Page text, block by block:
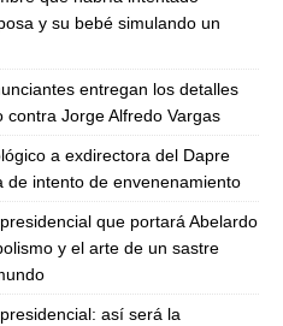
y su bebé simulando un
entregan los detalles
Jorge Alfredo Vargas
a exdirectora del Dapre
de intento de envenenamiento
que portará Abelardo
y el arte de un sastre
así será la